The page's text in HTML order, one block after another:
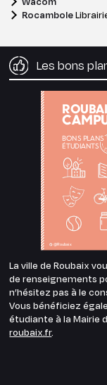
Rocambole
Les bons
La ville de Roubaix
de renseignements
n’hésitez pas à le
Vous bénéficiez
étudiante à la Mairie
roubaix.fr.